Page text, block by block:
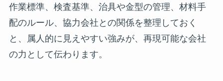
作業標準、検査基準、治具や金型の管理、材料手
配のルール、協力会社との関係を整理しておく
と、属人的に見えやすい強みが、再現可能な会社
の力として伝わります。